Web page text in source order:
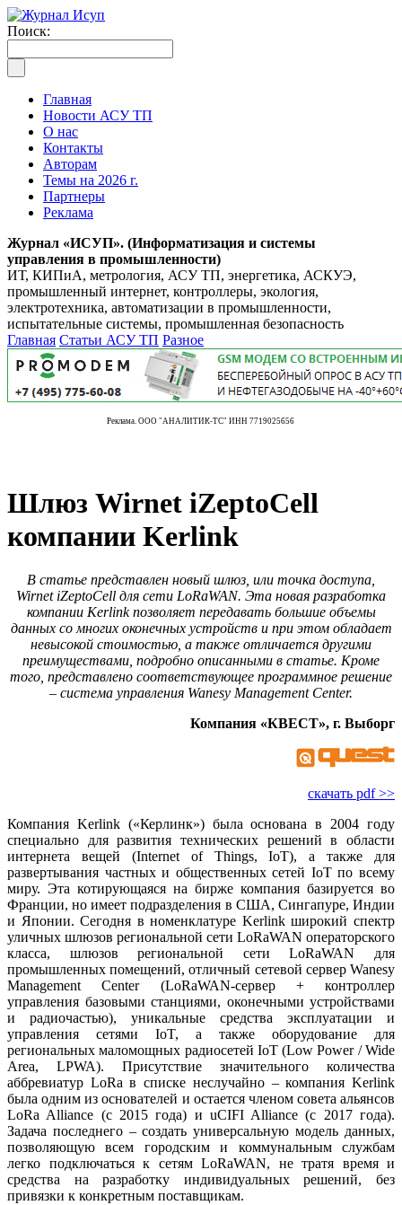
Поиск:
Главная
Новости АСУ ТП
О нас
Контакты
Авторам
Темы на 2026 г.
Партнеры
Реклама
Журнал «ИСУП». (Информатизация и системы
управления в промышленности)
ИТ, КИПиА, метрология, АСУ ТП, энергетика, АСКУЭ,
промышленный интернет, контроллеры, экология,
электротехника, автоматизации в промышленности,
испытательные системы, промышленная безопасность
Главная Статьи АСУ ТП Разное
Реклама. ООО "АНАЛИТИК-ТС" ИНН 7719025656
Шлюз Wirnet iZeptoCell
компании Kerlink
В статье представлен новый шлюз, или точка доступа,
Wirnet iZeptoСell для сети LoRaWAN. Эта новая разработка
компании Kerlink позволяет передавать большие объемы
данных со многих оконечных устройств и при этом обладает
невысокой стоимостью, а также отличается другими
преимуществами, подробно описанными в статье. Кроме
того, представлено соответствующее программное решение
– система управления Wanesy Management Center.
Компания «КВЕСТ», г. Выборг
скачать pdf >>
Компания Kerlink («Керлинк») бы­ла основана в 2004 го­ду
специально для развития технических решений в области
интернета вещей (Internet of Things, IoT), а также для
развертывания частных и общественных сетей IoT по всему
ми­ру. Эта котирующаяся на бирже компания базируется во
Франции, но имеет подразделения в США, Сингапуре, Индии
и Японии. Сегодня в номенклатуре Kerlink широкий спектр
уличных шлюзов региональной се­ти LoRaWAN операторского
класса, шлюзов региональной се­ти LoRaWAN для
промышленных помещений, отличный сетевой сервер Wanesy
Management Center (LoRaWAN-сервер + контроллер
управления базовыми станциями, оконечными устройствами
и радиочастью), уникальные средства эксплуатации и
управления сетями IoT, а также оборудование для
региональных маломощных радиосетей IoT (Low Power / Wide
Area, LPWA). Присутствие значительного количества
аббревиатур LoRa в списке неслучайно – компания Kerlink
бы­ла одним из основателей и остается членом совета альянсов
LoRa Alliance (с 2015 го­да) и uCIFI Alliance (с 2017 го­да).
Задача последнего – создать универсальную модель данных,
позволяющую всем городским и коммунальным службам
легко подключаться к сетям LoRaWAN, не тратя время и
средства на разработку индивидуальных решений, без
привязки к конкретным поставщикам.